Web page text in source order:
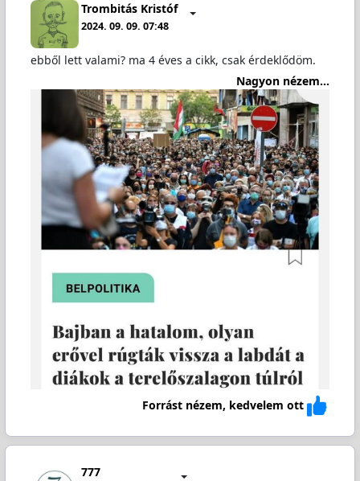
Trombitás Kristóf
2024. 09. 09. 07:48
ebből lett valami? ma 4 éves a cikk, csak érdeklődöm.
Nagyon nézem...
Forrást nézem, kedvelem ott
777